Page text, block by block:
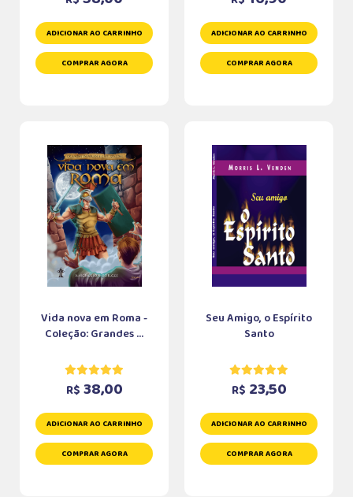
ADICIONAR AO CARRINHO
COMPRAR AGORA
ADICIONAR AO CARRINHO
COMPRAR AGORA
Vida nova em Roma -
Coleção: Grandes ...
R$ 38,00
ADICIONAR AO CARRINHO
COMPRAR AGORA
Seu Amigo, o Espírito
Santo
R$ 23,50
ADICIONAR AO CARRINHO
COMPRAR AGORA